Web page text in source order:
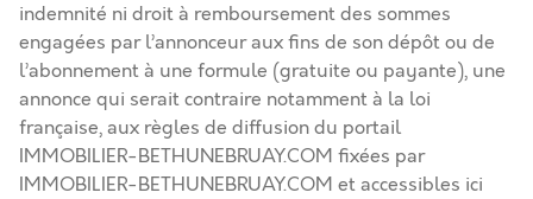
indemnité ni droit à remboursement des sommes
engagées par l’annonceur aux fins de son dépôt ou de
l’abonnement à une formule (gratuite ou payante), une
annonce qui serait contraire notamment à la loi
française, aux règles de diffusion du portail
IMMOBILIER-BETHUNEBRUAY.COM fixées par
IMMOBILIER-BETHUNEBRUAY.COM et accessibles ici